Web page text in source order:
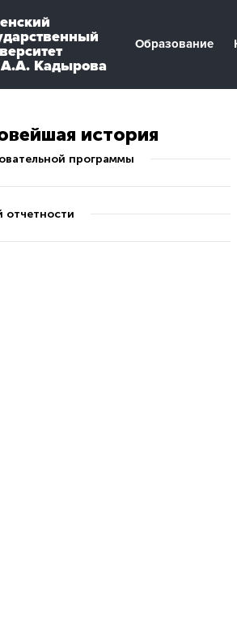
Кадырова
Образование
история
программы
отчетности